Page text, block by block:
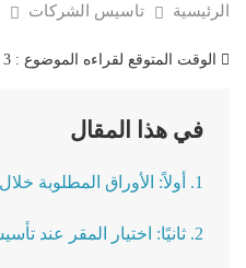
الرئيسية
تاسيس الشركات
الوقت المتوقع لقراءه الموضوع : 3 دقيقه
في هذا المقال
1. أولاً: الأوراق المطلوبة خلال تأسيس شركة في تركيا
2. ثانيًا: اختيار المقر عند تأسيس شركة في تركيا